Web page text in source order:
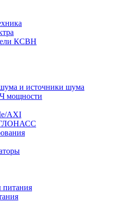
КСВН
и источники шума
мощности
AXI
ГЛОНАСС
питания